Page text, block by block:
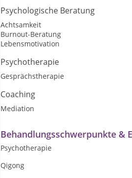
Psychologische Beratung
Achtsamkeit
Burnout-Beratung
Lebensmotivation
Psychotherapie
Gesprächstherapie
Coaching
Mediation
Behandlungsschwerpunkte &
Psychotherapie
Qigong